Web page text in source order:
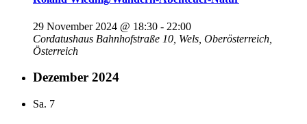
29 November 2024 @ 18:30 - 22:00
Cordatushaus Bahnhofstraße 10, Wels, Oberösterreich,
Österreich
Dezember 2024
Sa. 7